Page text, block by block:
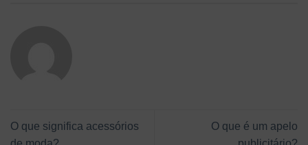
O que significa acessórios
O que é um apelo